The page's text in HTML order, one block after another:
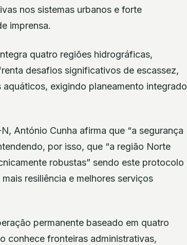
nos sistemas urbanos e forte
imprensa.
quatro regiões hidrográficas,
desafios significativos de escassez,
exigindo planeamento integrado
António Cunha afirma que “a segurança
por isso, que “a região Norte
robustas” sendo este protocolo
resiliência e melhores serviços
permanente baseado em quatro
conhece fronteiras administrativas,